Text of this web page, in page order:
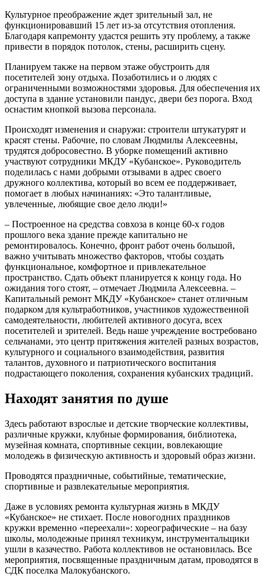
Культурное преображение ждет зрительный зал, не
функционировавший 15 лет из-за отсутствия отопления.
Благодаря капремонту удастся решить эту проблему, а также
привести в порядок потолок, стены, расширить сцену.
Планируем также на первом этаже обустроить для
посетителей зону отдыха. Позаботились и о людях с
ограниченными возможностями здоровья. Для обеспечения их
доступа в здание установили пандус, двери без порога. Вход
оснастим кнопкой вызова персонала.
Происходят изменения и снаружи: строители штукатурят и
красят стены. Рабочие, по словам Людмилы Алексеевны,
трудятся добросовестно. В уборке помещений активно
участвуют сотрудники МКДУ «Кубанское». Руководитель
поделилась с нами добрыми отзывами в адрес своего
дружного коллектива, который во всем ее поддерживает,
помогает в любых начинаниях: «Это талантливые,
увлеченные, любящие свое дело люди!»
– Построенное на средства совхоза в конце 60-х годов
прошлого века здание прежде капитально не
ремонтировалось. Конечно, фронт работ очень большой,
важно учитывать множество факторов, чтобы создать
функциональное, комфортное и привлекательное
пространство. Сдать объект планируется к концу года. Но
ожидания того стоят, – отмечает Людмила Алексеевна. –
Капитальный ремонт МКДУ «Кубанское» станет отличным
подарком для культработников, участников художественной
самодеятельности, любителей активного досуга, всех
посетителей и зрителей. Ведь наше учреждение востребовано
сельчанами, это центр притяжения жителей разных возрастов,
культурного и социального взаимодействия, развития
талантов, духовного и патриотического воспитания
подрастающего поколения, сохранения кубанских традиций.
Находят занятия по душе
Здесь работают взрослые и детские творческие коллективы,
различные кружки, клубные формирования, библиотека,
музейная комната, спортивные секции, вовлекающие
молодежь в физическую активность и здоровый образ жизни.
Проводятся праздничные, событийные, тематические,
спортивные и развлекательные мероприятия.
Даже в условиях ремонта культурная жизнь в МКДУ
«Кубанское» не стихает. После новогодних праздников
кружки временно «переехали»: хореографические – на базу
школы, молодежные принял техникум, инструментальщики
ушли в казачество. Работа коллективов не остановилась. Все
мероприятия, посвященные праздничным датам, проводятся в
СДК поселка Малокубанского.